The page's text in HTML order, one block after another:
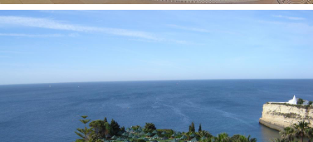
televizorius: plazminis
telefonas